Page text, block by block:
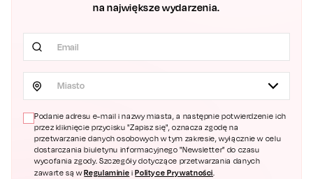
na największe wydarzenia.
Miasto
Podanie adresu e-mail i nazwy miasta, a następnie potwierdzenie ich
przez kliknięcie przycisku "Zapisz się", oznacza zgodę na
przetwarzanie danych osobowych w tym zakresie, wyłącznie w celu
dostarczania biuletynu informacyjnego "Newsletter" do czasu
wycofania zgody. Szczegóły dotyczące przetwarzania danych
zawarte są wRegulaminie i Polityce Prywatności.